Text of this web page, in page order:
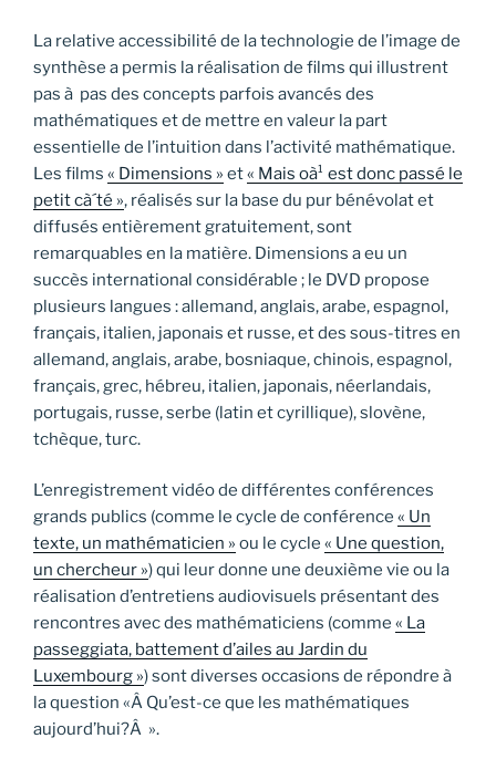
La relative accessibilité de la technologie de l’image de
synthèse a permis la réalisation de films qui illustrent
pas à pas des concepts parfois avancés des
mathématiques et de mettre en valeur la part
essentielle de l’intuition dans l’activité mathématique.
Les films « Dimensions » et« Mais oà¹ est donc passé le
petit cà´té », réalisés sur la base du pur bénévolat et
diffusés entièrement gratuitement, sont
remarquables en la matière. Dimensions a eu un
succès international considérable ; le DVD propose
plusieurs langues : allemand, anglais, arabe, espagnol,
français, italien, japonais et russe, et des sous-titres en
allemand, anglais, arabe, bosniaque, chinois, espagnol,
français, grec, hébreu, italien, japonais, néerlandais,
portugais, russe, serbe (latin et cyrillique), slovène,
tchèque, turc.
L’enregistrement vidéo de différentes conférences
grands publics (comme le cycle de conférence « Un
texte, un mathématicien » ou le cycle « Une question,
un chercheur ») qui leur donne une deuxième vie ou la
réalisation d’entretiens audiovisuels présentant des
rencontres avec des mathématiciens (comme « La
passeggiata, battement d’ailes au Jardin du
Luxembourg ») sont diverses occasions de répondre à
la question «Â Qu’est-ce que les mathématiques
aujourd’hui?Â ».